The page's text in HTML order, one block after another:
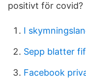
positivt för covid?
I
Sepp blatter
Facebook